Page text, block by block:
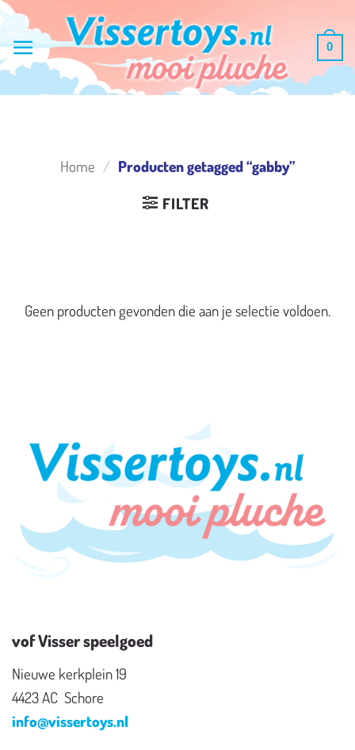
Ga
inhoud
0
Home / Producten getagged “gabby”
FILTER
Geen producten gevonden die aan je selectie voldoen.
vof Visser speelgoed
Nieuwe kerkplein 19
4423 AC Schore
info@vissertoys.nl